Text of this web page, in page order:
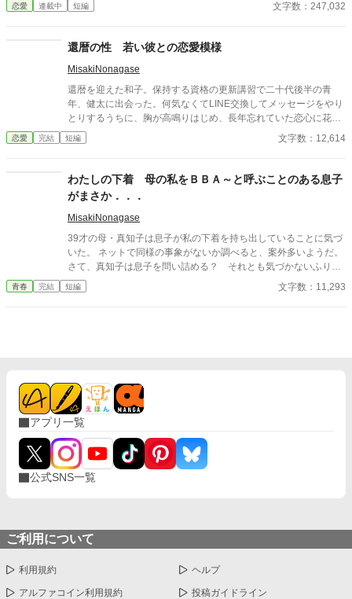
って、ひとつずつ乱されていく。 言葉で支配され、触れられるた
原の視線の奥に宿るのは、ただの欲望ではなかった。 そこには、
ずっと榊だけを見つめ続けてきた、静かな執着がある。 「俺、前
っと綺麗だろうなって」 支配する側だったはずの男が、 支配され
ることで初めて“生きている”と感じてしまう――。 上司と部下、
立場も理性も、すべてが絡み合うオフィスの夜。 秘密の扉を開け
た榊は、もう戻れない。 快楽に溺れるその瞬間まで、彼を待つの
恋愛 連載中 短編 文字数：247,032
還暦の性 若い彼との恋愛模様
MisakiNonagase
還暦を迎えた和子。保持する資格の更新講習で二十代後半の青
年、健太に出会った。何気なくてLINE交換してメッセージをやり
とりするうちに、胸が高鳴りはじめ、長年忘れていた恋心に花が
咲く。 そんな還暦女性と二十代の青年の恋模様。 その後、結婚、
そして永遠の別れまでを描いたストーリーです。 全7話
恋愛 完結 短編 文字数：12,614
わたしの下着 母の私をＢＢＡ～と呼ぶことのある息子
がまさか．．．
MisakiNonagase
39才の母・真知子は息子が私の下着を持ち出していることに気づ
いた。 ネットで同様の事象がないか調べると、案外多いようだ。
さて、真知子は息子を問い詰める？ それとも気づかないふりを
青春 完結 短編 文字数：11,293
アプリ一覧
公式SNS一覧
ご利用について
利用規約 ヘルプ
アルファコイン利用規約 投稿ガイドライン